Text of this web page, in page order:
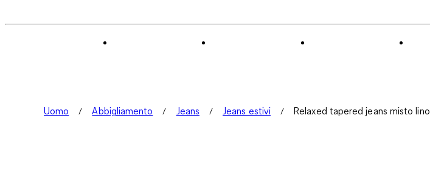
Uomo Abbigliamento Jeans Jeans estivi Relaxed tapered jeans misto lino